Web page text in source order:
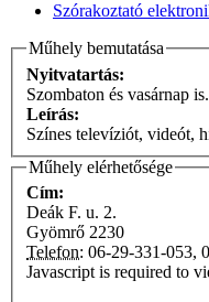
Szórakoztató
Műhely bemutatása
Nyitvatartás:
Szombaton és vasárnap is.
Leírás:
Színes televíziót, videót,
Műhely elérhetősége
Cím:
Deák F. u. 2.
Gyömrő 2230
Telefon: 06-29-331-053,
Javascript is required to